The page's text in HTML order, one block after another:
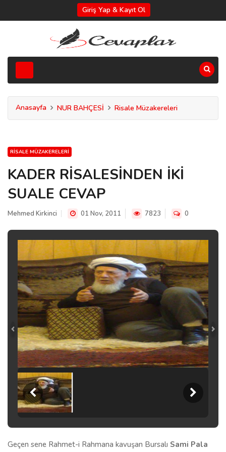
Giriş Yap & Kayıt Ol
Anasayfa NUR BAHÇESİ Risale Müzakereleri
RISALE MÜZAKERELERI
KADER RİSALESİNDEN İKİ
SUALE CEVAP
Mehmed Kirkinci 01 Nov, 2011 7823 0
Geçen sene Rahmet-i Rahmana kavuşan Bursalı Sami Pala